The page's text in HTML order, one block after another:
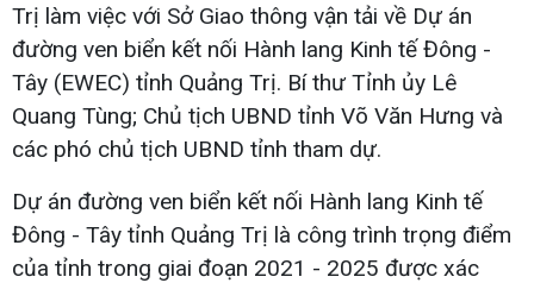
Trị làm việc với Sở Giao thông vận tải về Dự án
đường ven biển kết nối Hành lang Kinh tế Đông -
Tây (EWEC) tỉnh Quảng Trị. Bí thư Tỉnh ủy Lê
Quang Tùng; Chủ tịch UBND tỉnh Võ Văn Hưng và
các phó chủ tịch UBND tỉnh tham dự.
Dự án đường ven biển kết nối Hành lang Kinh tế
Đông - Tây tỉnh Quảng Trị là công trình trọng điểm
của tỉnh trong giai đoạn 2021 - 2025 được xác